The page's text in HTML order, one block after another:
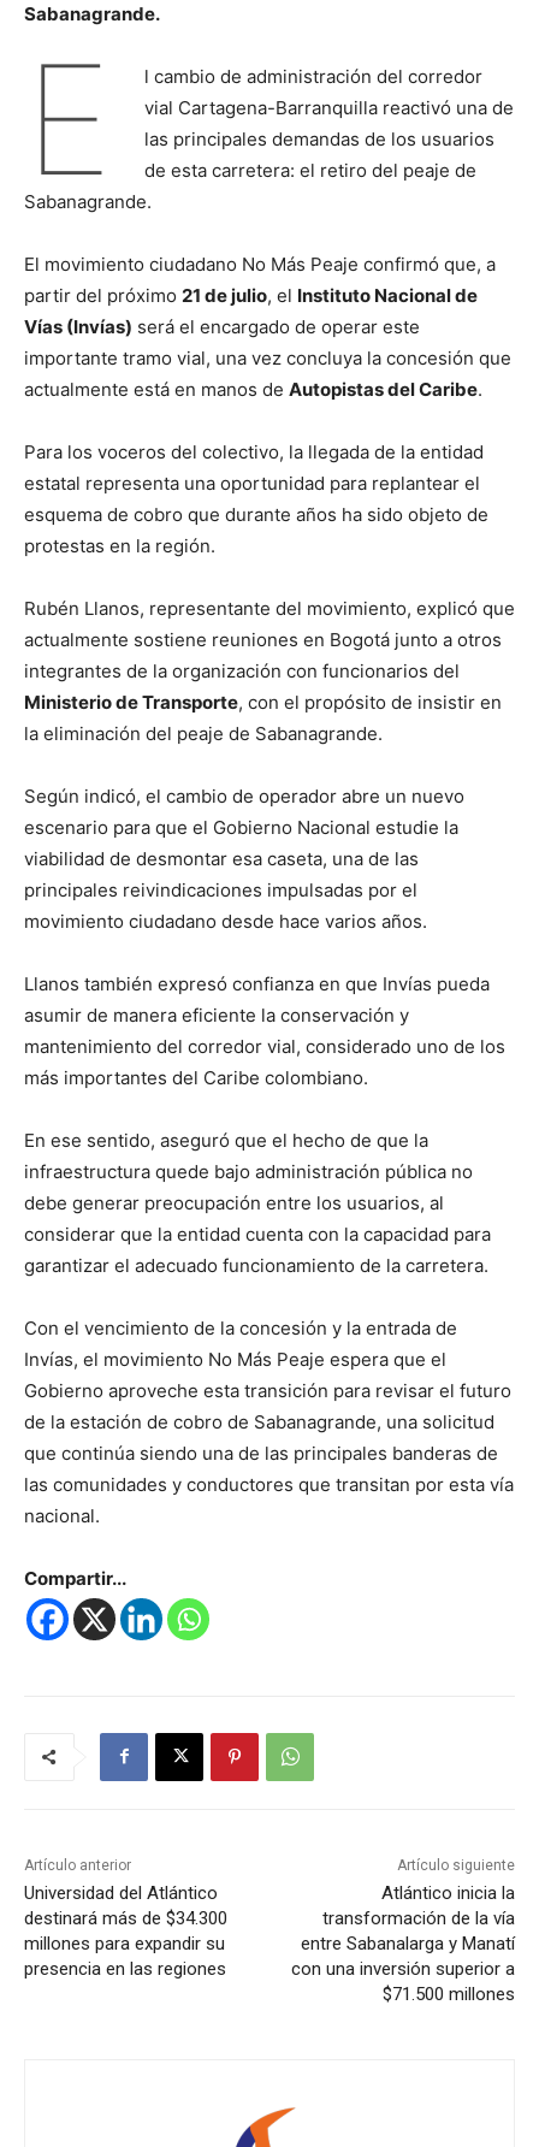
Sabanagrande.
E
l cambio de administración del corredor
vial Cartagena-Barranquilla reactivó una de
las principales demandas de los usuarios
de esta carretera: el retiro del peaje de
Sabanagrande.
El movimiento ciudadano No Más Peaje confirmó que, a
partir del próximo 21 de julio, el Instituto Nacional de
Vías (Invías) será el encargado de operar este
importante tramo vial, una vez concluya la concesión que
actualmente está en manos de Autopistas del Caribe.
Para los voceros del colectivo, la llegada de la entidad
estatal representa una oportunidad para replantear el
esquema de cobro que durante años ha sido objeto de
protestas en la región.
Rubén Llanos, representante del movimiento, explicó que
actualmente sostiene reuniones en Bogotá junto a otros
integrantes de la organización con funcionarios del
Ministerio de Transporte, con el propósito de insistir en
la eliminación del peaje de Sabanagrande.
Según indicó, el cambio de operador abre un nuevo
escenario para que el Gobierno Nacional estudie la
viabilidad de desmontar esa caseta, una de las
principales reivindicaciones impulsadas por el
movimiento ciudadano desde hace varios años.
Llanos también expresó confianza en que Invías pueda
asumir de manera eficiente la conservación y
mantenimiento del corredor vial, considerado uno de los
más importantes del Caribe colombiano.
En ese sentido, aseguró que el hecho de que la
infraestructura quede bajo administración pública no
debe generar preocupación entre los usuarios, al
considerar que la entidad cuenta con la capacidad para
garantizar el adecuado funcionamiento de la carretera.
Con el vencimiento de la concesión y la entrada de
Invías, el movimiento No Más Peaje espera que el
Gobierno aproveche esta transición para revisar el futuro
de la estación de cobro de Sabanagrande, una solicitud
que continúa siendo una de las principales banderas de
las comunidades y conductores que transitan por esta vía
nacional.
Compartir...
Artículo anterior
Universidad del Atlántico
destinará más de $34.300
millones para expandir su
presencia en las regiones
Artículo siguiente
Atlántico inicia la
transformación de la vía
entre Sabanalarga y Manatí
con una inversión superior a
$71.500 millones